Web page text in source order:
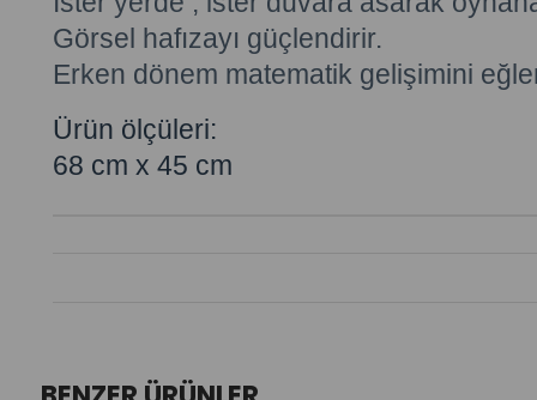
Görsel hafızayı güçlendirir.
Erken dönem matematik gelişimini
Ürün ölçüleri:
68 cm x 45 cm